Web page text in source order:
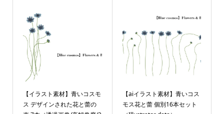
【イラスト素材】青いコスモ
ス デザインされた花と蕾の
【aiイラスト素材】青いコス
モス花と蕾 個別16本セット